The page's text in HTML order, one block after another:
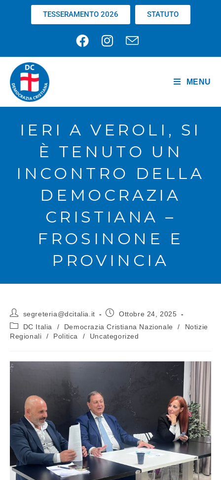
TESSERAMENTO 2026 STATUTO
MENU
IERI A VEROLI, SI
È TENUTO UN
INCONTRO DELLA
DEMOCRAZIA
CRISTIANA –
FROSINONE E
PROVINCIA
segreteria@dcitalia.it
Ottobre 24, 2025
DC Italia
/ Democrazia Cristiana Nazionale /
Notizie
Regionali
/ Politica / Uncategorized